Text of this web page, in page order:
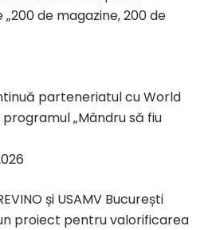
de magazine, 200 de
parteneriatul cu World
„Mândru să fiu
și USAMV București
proiect pentru valorificarea